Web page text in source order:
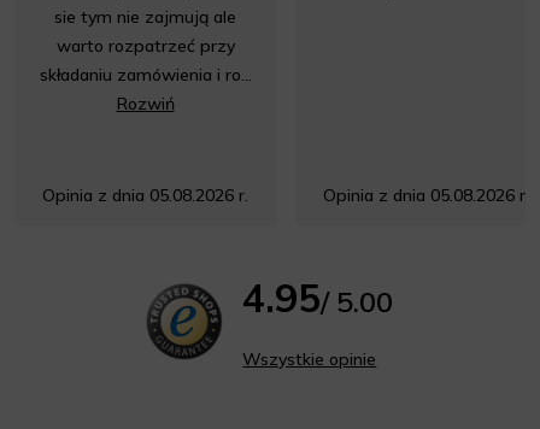
sie tym nie zajmują ale
warto rozpatrzeć przy
składaniu zamówienia i ro...
Rozwiń
Opinia z dnia 05.08.2026 r. Opinia z dnia 05.08.2026 r.
4.95/ 5.00
Wszystkie opinie